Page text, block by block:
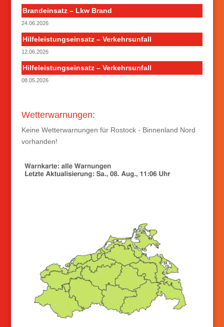
Brandeinsatz – Lkw Brand
24.06.2026
Hilfeleistungseinsatz – Verkehrsunfall
12.06.2026
Hilfeleistungseinsatz – Verkehrsunfall
08.05.2026
Wetterwarnungen:
Keine Wetterwarnungen für Rostock - Binnenland Nord
vorhanden!